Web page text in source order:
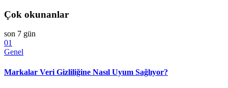
Çok okunanlar
son 7 gün
01
Genel
Markalar Veri Gizliliğine Nasıl Uyum Sağlıyor?